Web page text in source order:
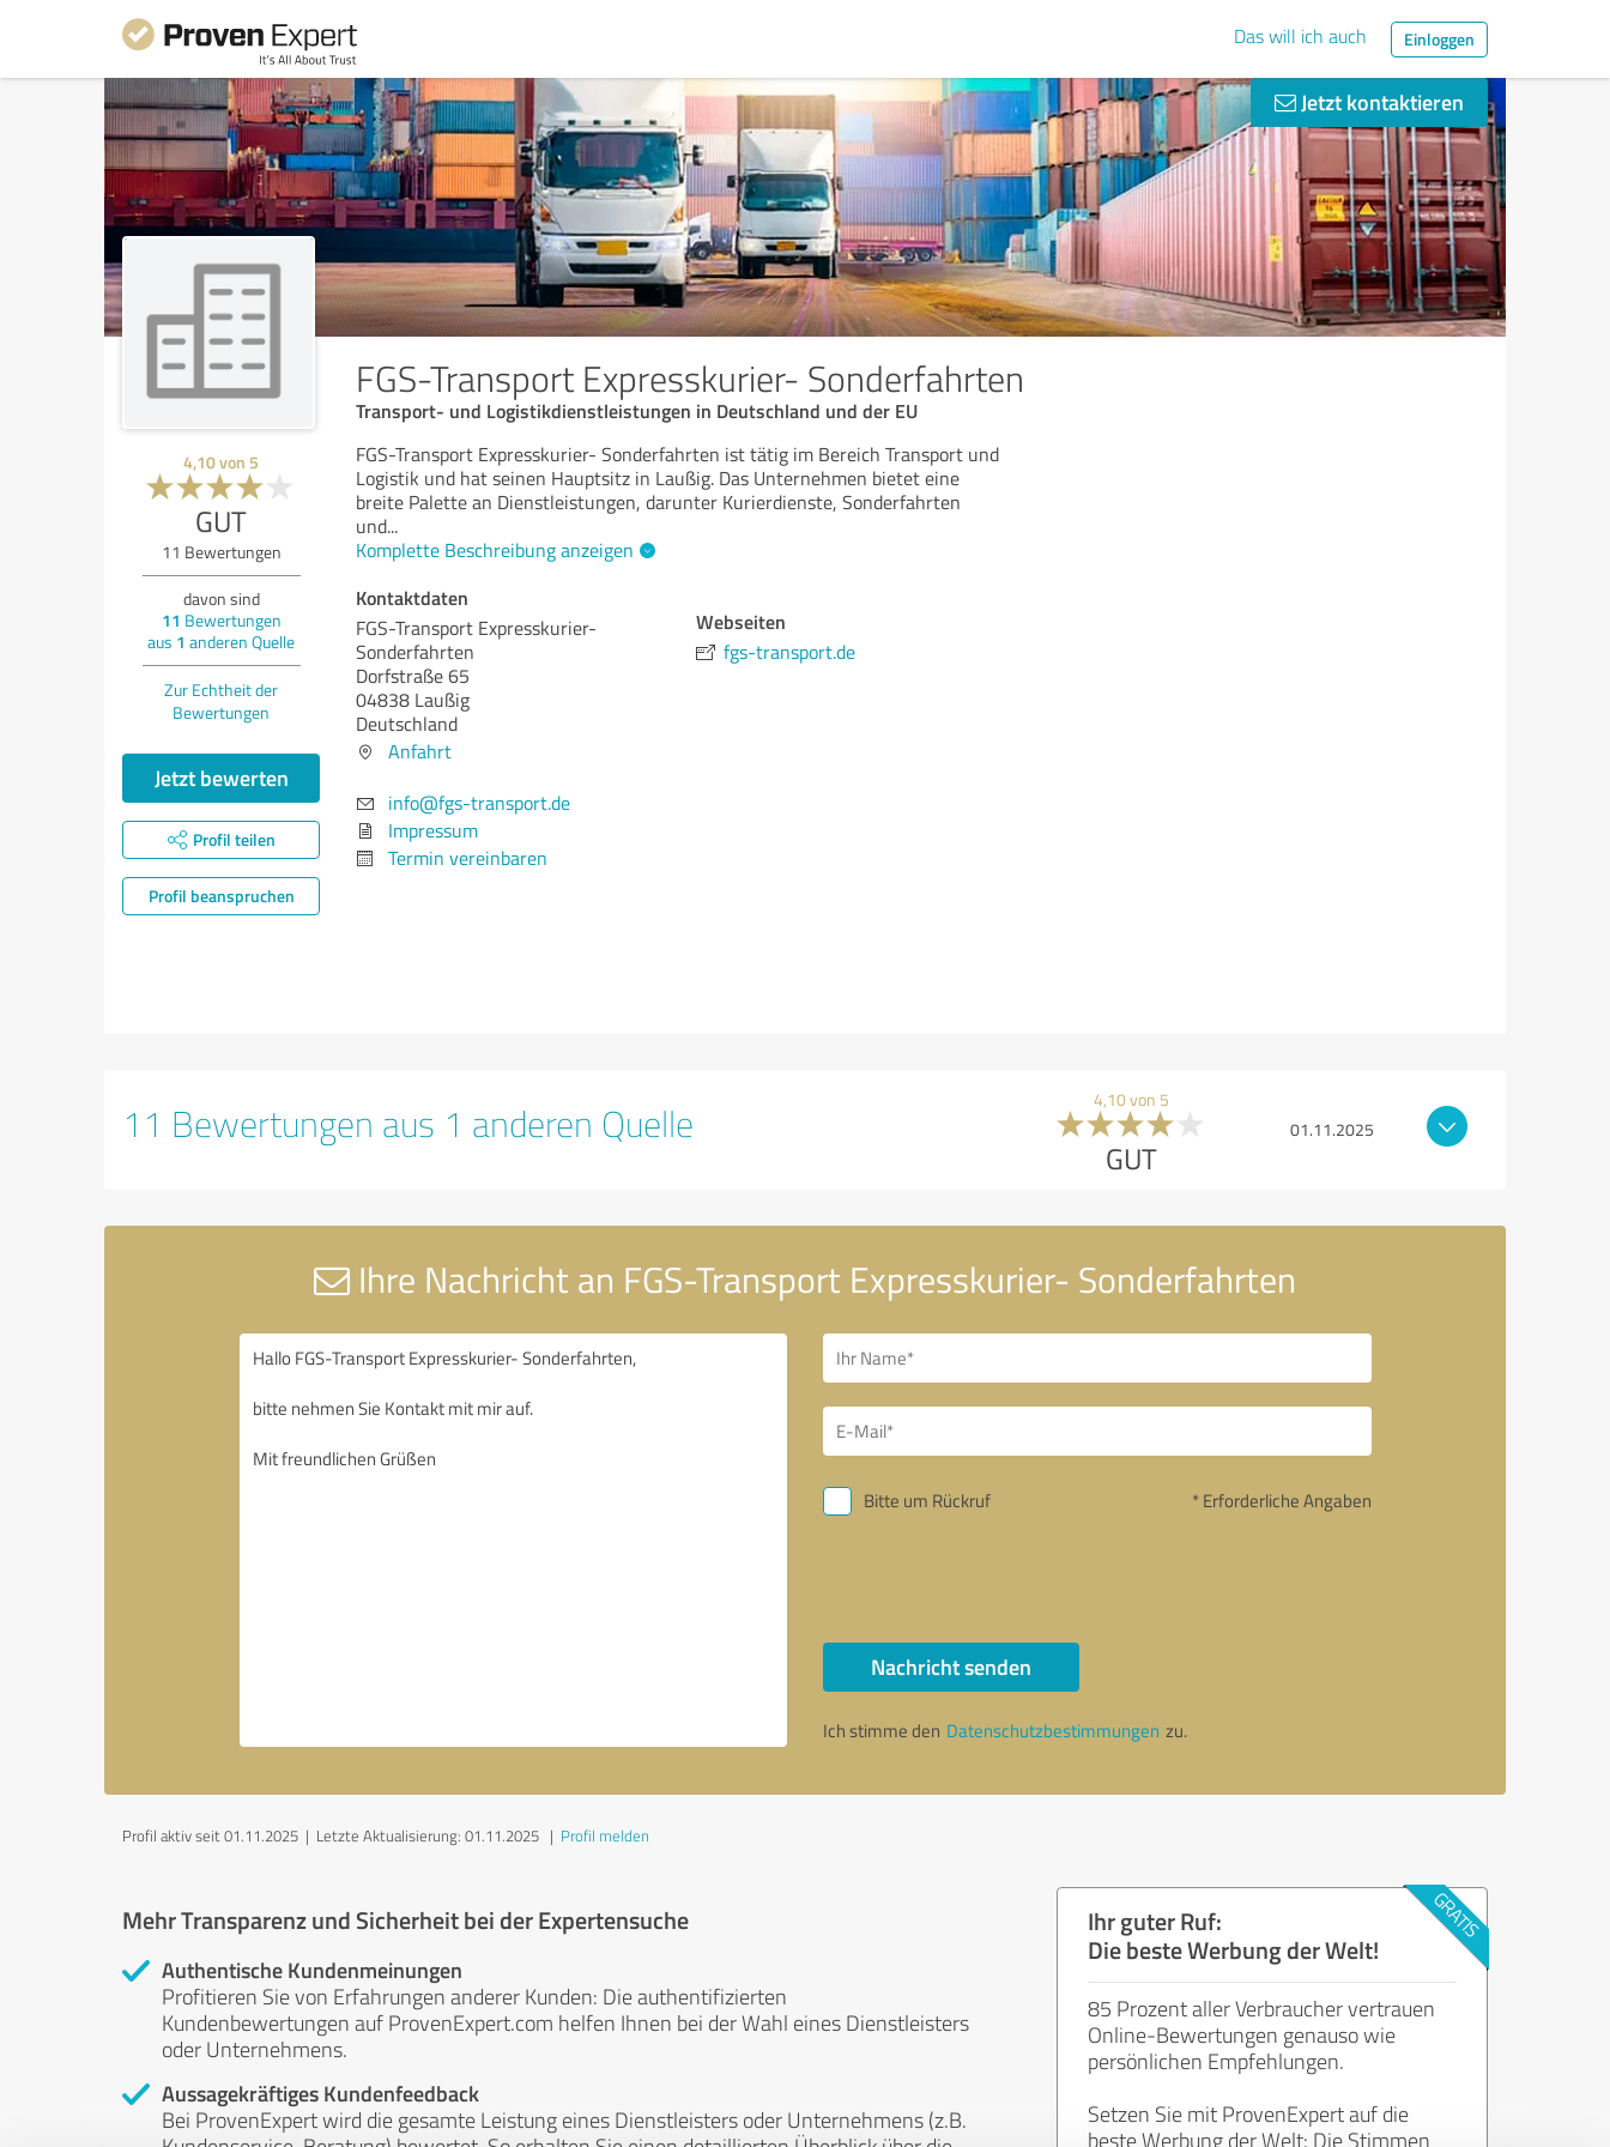
Das will ich auch Einloggen
Jetzt kontaktieren
FGS-Transport Expresskurier- Sonderfahrten
Transport- und Logistikdienstleistungen in Deutschland und der EU
4,10von 5
GUT
11 Bewertungen
davon sind
11 Bewertungen
aus 1 anderen Quelle
Zur Echtheit der
Bewertungen
Jetzt bewerten
Profil teilen
Profil beanspruchen
FGS-Transport Expresskurier- Sonderfahrten ist tätig im Bereich Transport und
Logistik und hat seinen Hauptsitz in Laußig. Das Unternehmen bietet eine
breite Palette an Dienstleistungen, darunter Kurierdienste, Sonderfahrten
und...
Komplette Beschreibung anzeigen
Kontaktdaten
FGS-Transport Expresskurier-
Sonderfahrten
Dorfstraße 65
04838 Laußig
Deutschland
Anfahrt
info@fgs-transport.de
Impressum
Termin vereinbaren
Webseiten
fgs-transport.de
11 Bewertungen aus 1 anderen Quelle 4,10 von 5
GUT
01.11.2025
Ihre Nachricht an FGS-Transport Expresskurier- Sonderfahrten
Bitte um Rückruf * Erforderliche Angaben
Nachricht senden
Ich stimme den Datenschutzbestimmungen zu.
Profil aktiv seit 01.11.2025 | Letzte Aktualisierung: 01.11.2025 | Profil melden
Mehr Transparenz und Sicherheit bei der Expertensuche
Authentische Kundenmeinungen
Profitieren Sie von Erfahrungen anderer Kunden: Die authentifizierten
Kundenbewertungen auf ProvenExpert.com helfen Ihnen bei der Wahl eines Dienstleisters
oder Unternehmens.
Aussagekräftiges Kundenfeedback
Bei ProvenExpert wird die gesamte Leistung eines Dienstleisters oder Unternehmens (z.B.
Ihr guter Ruf:
Die beste Werbung der Welt!
85 Prozent aller Verbraucher vertrauen
Online-Bewertungen genauso wie
persönlichen Empfehlungen.
Setzen Sie mit ProvenExpert auf die
beste Werbung der Welt: Die Stimmen